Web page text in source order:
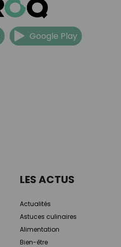
Google Play
LES ACTUS
Actualités
Astuces culinaires
Alimentation
Bien-être